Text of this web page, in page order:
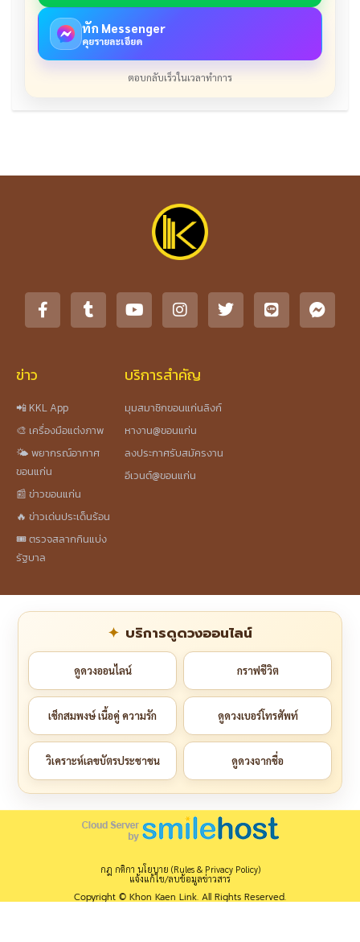
ทัก Messenger
คุยรายละเอียด
ตอบกลับเร็วในเวลาทำการ
ข่าว
📲 KKL App
🎨 เครื่องมือแต่งภาพ
🌤️ พยากรณ์อากาศ
ขอนแก่น
📰 ข่าวขอนแก่น
🔥 ข่าวเด่นประเด็นร้อน
🎟️ ตรวจสลากกินแบ่ง
รัฐบาล
บริการสำคัญ
มุมสมาชิกขอนแก่นลิงก์
หางาน@ขอนแก่น
ลงประกาศรับสมัครงาน
อีเวนต์@ขอนแก่น
บริการดูดวงออนไลน์
ดูดวงออนไลน์ กราฟชีวิต
เช็กสมพงษ์ เนื้อคู่ ความรัก ดูดวงเบอร์โทรศัพท์
วิเคราะห์เลขบัตรประชาชน ดูดวงจากชื่อ
กฎ กติกา นโยบาย (Rules & Privacy Policy)
แจ้งแก้ไข/ลบข้อมูลข่าวสาร
Copyright © Khon Kaen Link. All Rights Reserved.